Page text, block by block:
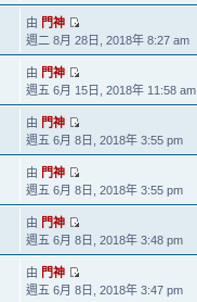
由 門神
週二 8月 28日, 2018年 8:27 am
由 門神
週五 6月 15日, 2018年 11:58 am
由 門神
週五 6月 8日, 2018年 3:55 pm
由 門神
週五 6月 8日, 2018年 3:55 pm
由 門神
週五 6月 8日, 2018年 3:48 pm
由 門神
週五 6月 8日, 2018年 3:47 pm